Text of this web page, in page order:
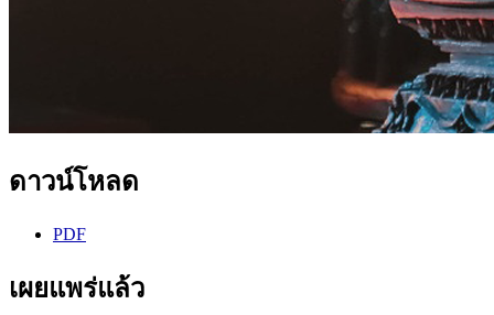
ดาวน์โหลด
PDF
เผยแพร่แล้ว